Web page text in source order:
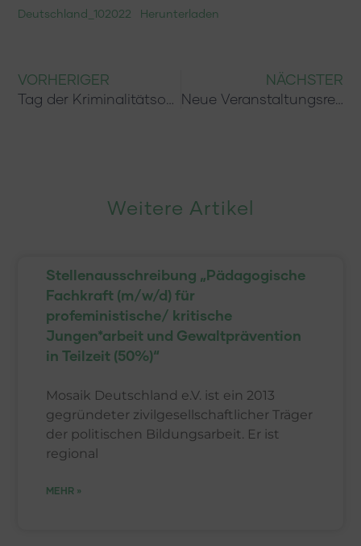
Deutschland_102022
Herunterladen
VORHERIGER
NÄCHSTER
Weitere Artikel
Stellenausschreibung „Pädagogische
Fachkraft (m/w/d) für
profeministische/ kritische
Jungen*arbeit und Gewaltprävention
in Teilzeit (50%)“
Mosaik Deutschland e.V. ist ein 2013
gegründeter zivilgesellschaftlicher Träger
der politischen Bildungsarbeit. Er ist
regional
MEHR »